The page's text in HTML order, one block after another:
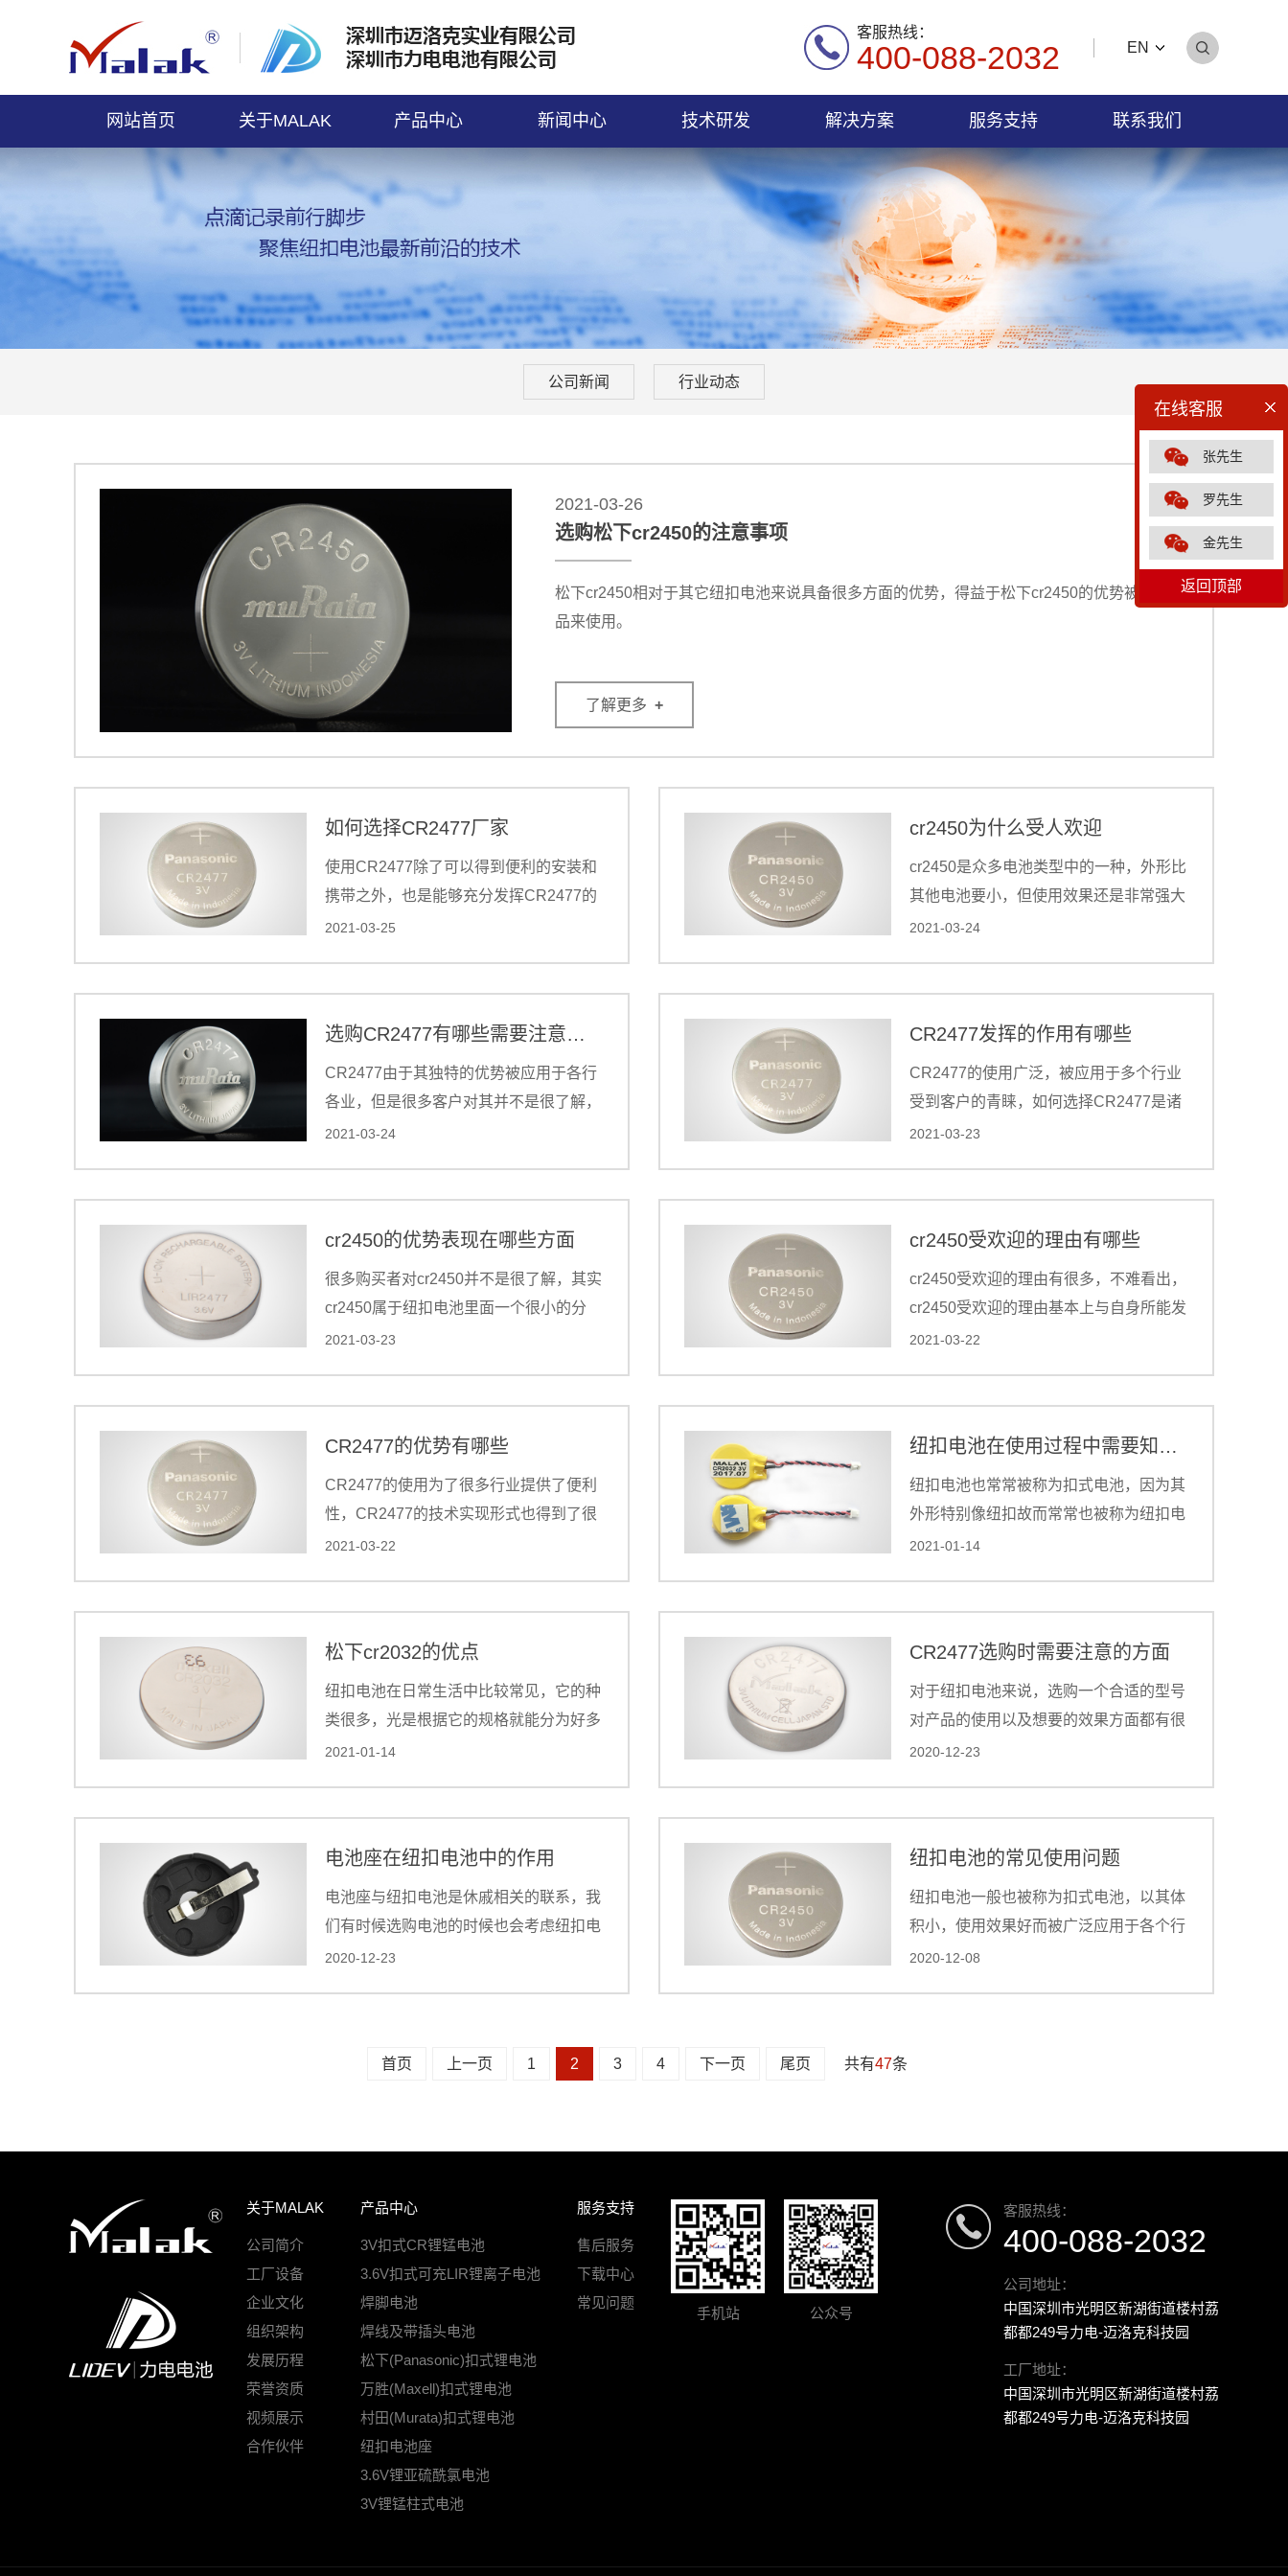
客服热线：
400-088-2032 EN
网站首页 关于MALAK 产品中心 新闻中心 技术研发 解决方案 服务支持 联系我们
公司新闻 行业动态
2021-03-26
选购松下cr2450的注意事项
松下cr2450相对于其它纽扣电池来说具备很多方面的优势，得益于松下cr2450的优势​被很多产
品来使用。
了解更多 +
如何选择CR2477厂家
使用CR2477除了可以得到便利的安装和
携带之外，也是能够充分发挥CR2477的
优势，对于CR2477来说，选购一件合适
2021-03-25
cr2450为什么受人欢迎
cr2450是众多电池类型中的一种，外形比
其他电池要小，但使用效果还是非常强大
的，还是一些设备不可或缺的部件，小巧
2021-03-24
选购CR2477有哪些需要注意的事项
CR2477由于其独特的优势被应用于各行
各业，但是很多客户对其并不是很了解，
在选购的过程中也很难选出正确的产品，
2021-03-24
CR2477发挥的作用有哪些
CR2477的使用广泛，被应用于多个行业
受到客户的青睐，如何选择CR2477是诸
多客户在考虑的重点，因此对于CR2477
2021-03-23
cr2450的优势表现在哪些方面
很多购买者对cr2450并不是很了解，其实
cr2450属于纽扣电池里面一个很小的分
类，但是却广泛应用于各行各业，因此常
2021-03-23
cr2450受欢迎的理由有哪些
cr2450受欢迎的理由有很多，不难看出，
cr2450受欢迎的理由基本上与自身所能发
挥的特性有密切的联系，在电池领域发挥
2021-03-22
CR2477的优势有哪些
CR2477的使用为了很多行业提供了便利
性，CR2477的技术实现形式也得到了很
好的突破，CR2477凭借着其独特的优势
2021-03-22
纽扣电池在使用过程中需要知道的一些内容
纽扣电池也常常被称为扣式电池，因为其
外形特别像纽扣故而常常也被称为纽扣电
池，一般来说我们看纽扣电池的外观可以
2021-01-14
松下cr2032的优点
纽扣电池在日常生活中比较常见，它的种
类很多，光是根据它的规格就能分为好多
种类，其中松下cr2032电池就是一种。
2021-01-14
CR2477选购时需要注意的方面
对于纽扣电池来说，选购一个合适的型号
对产品的使用以及想要的效果方面都有很
大的影响，CR2477的使用范围广泛，设
2020-12-23
电池座在纽扣电池中的作用
电池座与纽扣电池是休戚相关的联系，我
们有时候选购电池的时候也会考虑纽扣电
池的规格，这样也方便我们更换使用。
2020-12-23
纽扣电池的常见使用问题
纽扣电池一般也被称为扣式电池，以其体
积小，使用效果好而被广泛应用于各个行
业，对于纽扣电池来说，它的外观有很多
2020-12-08
首页 上一页 1 2 3 4 下一页 尾页 共有47条
关于MALAK
公司简介
工厂设备
企业文化
组织架构
发展历程
荣誉资质
视频展示
合作伙伴
产品中心
3V扣式CR锂锰电池
3.6V扣式可充LIR锂离子电池
焊脚电池
焊线及带插头电池
松下(Panasonic)扣式锂电池
万胜(Maxell)扣式锂电池
村田(Murata)扣式锂电池
纽扣电池座
3.6V锂亚硫酰氯电池
3V锂锰柱式电池
服务支持
售后服务
下载中心
常见问题
手机站 公众号
客服热线：
400-088-2032
公司地址：
中国深圳市光明区新湖街道楼村荔
都都249号力电-迈洛克科技园
工厂地址：
中国深圳市光明区新湖街道楼村荔
都都249号力电-迈洛克科技园
在线客服
张先生
罗先生
金先生
返回顶部